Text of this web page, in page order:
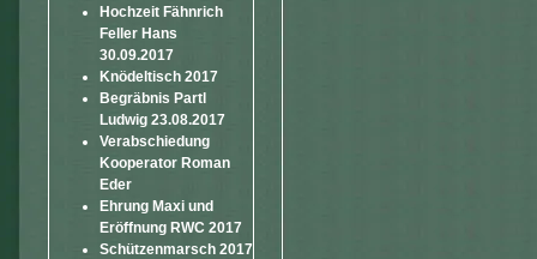
Hochzeit Fähnrich
Feller Hans
30.09.2017
Knödeltisch 2017
Begräbnis Partl
Ludwig 23.08.2017
Verabschiedung
Kooperator Roman
Eder
Ehrung Maxi und
Eröffnung RWC 2017
Schützenmarsch 2017